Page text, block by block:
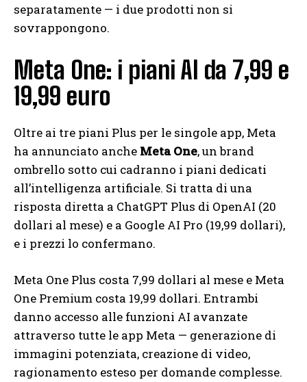
separatamente — i due prodotti non si
sovrappongono.
Meta One: i piani AI da 7,99 e
19,99 euro
Oltre ai tre piani Plus per le singole app, Meta
ha annunciato anche Meta One, un brand
ombrello sotto cui cadranno i piani dedicati
all’intelligenza artificiale. Si tratta di una
risposta diretta a ChatGPT Plus di OpenAI (20
dollari al mese) e a Google AI Pro (19,99 dollari),
e i prezzi lo confermano.
Meta One Plus costa 7,99 dollari al mese e Meta
One Premium costa 19,99 dollari. Entrambi
danno accesso alle funzioni AI avanzate
attraverso tutte le app Meta — generazione di
immagini potenziata, creazione di video,
ragionamento esteso per domande complesse.